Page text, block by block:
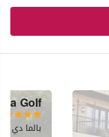
Golf
بالما دي